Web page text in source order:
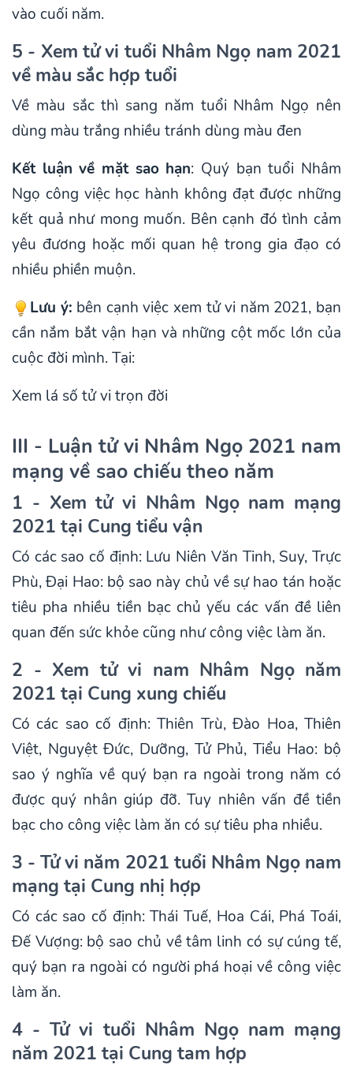
vào cuối năm.
5 - Xem tử vi tuổi Nhâm Ngọ nam 2021
về màu sắc hợp tuổi
Về màu sắc thì sang năm tuổi Nhâm Ngọ nên
dùng màu trắng nhiều tránh dùng màu đen
Kết luận về mặt sao hạn: Quý bạn tuổi Nhâm
Ngọ công việc học hành không đạt được những
kết quả như mong muốn. Bên cạnh đó tình cảm
yêu đương hoặc mối quan hệ trong gia đạo có
nhiều phiền muộn.
Lưu ý: bên cạnh việc xem tử vi năm 2021, bạn
cần nắm bắt vận hạn và những cột mốc lớn của
cuộc đời mình. Tại:
Xem lá số tử vi trọn đời
III - Luận tử vi Nhâm Ngọ 2021 nam
mạng về sao chiếu theo năm
1 - Xem tử vi Nhâm Ngọ nam mạng
2021 tại Cung tiểu vận
Có các sao cố định: Lưu Niên Văn Tinh, Suy, Trực
Phù, Đại Hao: bộ sao này chủ về sự hao tán hoặc
tiêu pha nhiều tiền bạc chủ yếu các vấn đề liên
quan đến sức khỏe cũng như công việc làm ăn.
2 - Xem tử vi nam Nhâm Ngọ năm
2021 tại Cung xung chiếu
Có các sao cố định: Thiên Trù, Đào Hoa, Thiên
Việt, Nguyệt Đức, Dưỡng, Tử Phủ, Tiểu Hao: bộ
sao ý nghĩa về quý bạn ra ngoài trong năm có
được quý nhân giúp đỡ. Tuy nhiên vấn đề tiền
bạc cho công việc làm ăn có sự tiêu pha nhiều.
3 - Tử vi năm 2021 tuổi Nhâm Ngọ nam
mạng tại Cung nhị hợp
Có các sao cố định: Thái Tuế, Hoa Cái, Phá Toái,
Đế Vượng: bộ sao chủ về tâm linh có sự cúng tế,
quý bạn ra ngoài có người phá hoại về công việc
làm ăn.
4 - Tử vi tuổi Nhâm Ngọ nam mạng
năm 2021 tại Cung tam hợp